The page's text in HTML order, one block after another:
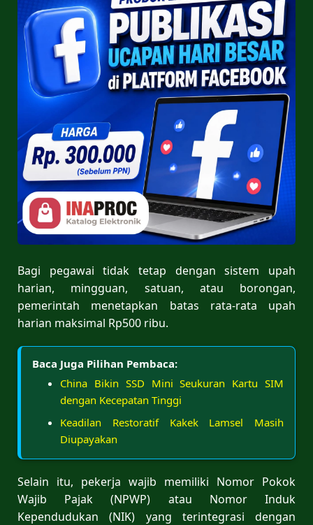
Bagi pegawai tidak tetap dengan sistem upah
harian, mingguan, satuan, atau borongan,
pemerintah menetapkan batas rata-rata upah
harian maksimal Rp500 ribu.
Baca Juga Pilihan Pembaca:
China Bikin SSD Mini Seukuran Kartu SIM
dengan Kecepatan Tinggi
Keadilan Restoratif Kakek Lamsel Masih
Diupayakan
Selain itu, pekerja wajib memiliki Nomor Pokok
Wajib Pajak (NPWP) atau Nomor Induk
Kependudukan (NIK) yang terintegrasi dengan